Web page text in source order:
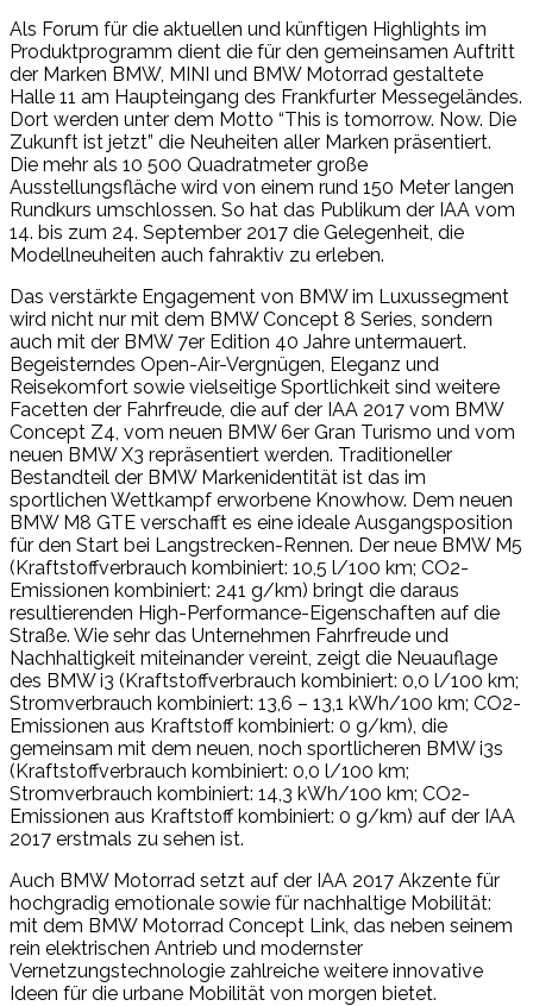
Als Forum für die aktuellen und künftigen Highlights im
Produktprogramm dient die für den gemeinsamen Auftritt
der Marken BMW, MINI und BMW Motorrad gestaltete
Halle 11 am Haupteingang des Frankfurter Messegeländes.
Dort werden unter dem Motto “This is tomorrow. Now. Die
Zukunft ist jetzt” die Neuheiten aller Marken präsentiert.
Die mehr als 10 500 Quadratmeter große
Ausstellungsfläche wird von einem rund 150 Meter langen
Rundkurs umschlossen. So hat das Publikum der IAA vom
14. bis zum 24. September 2017 die Gelegenheit, die
Modellneuheiten auch fahraktiv zu erleben.
Das verstärkte Engagement von BMW im Luxussegment
wird nicht nur mit dem BMW Concept 8 Series, sondern
auch mit der BMW 7er Edition 40 Jahre untermauert.
Begeisterndes Open-Air-Vergnügen, Eleganz und
Reisekomfort sowie vielseitige Sportlichkeit sind weitere
Facetten der Fahrfreude, die auf der IAA 2017 vom BMW
Concept Z4, vom neuen BMW 6er Gran Turismo und vom
neuen BMW X3 repräsentiert werden. Traditioneller
Bestandteil der BMW Markenidentität ist das im
sportlichen Wettkampf erworbene Knowhow. Dem neuen
BMW M8 GTE verschafft es eine ideale Ausgangsposition
für den Start bei Langstrecken-Rennen. Der neue BMW M5
(Kraftstoffverbrauch kombiniert: 10,5 l/100 km; CO2-
Emissionen kombiniert: 241 g/km) bringt die daraus
resultierenden High-Performance-Eigenschaften auf die
Straße. Wie sehr das Unternehmen Fahrfreude und
Nachhaltigkeit miteinander vereint, zeigt die Neuauflage
des BMW i3 (Kraftstoffverbrauch kombiniert: 0,0 l/100 km;
Stromverbrauch kombiniert: 13,6 – 13,1 kWh/100 km; CO2-
Emissionen aus Kraftstoff kombiniert: 0 g/km), die
gemeinsam mit dem neuen, noch sportlicheren BMW i3s
(Kraftstoffverbrauch kombiniert: 0,0 l/100 km;
Stromverbrauch kombiniert: 14,3 kWh/100 km; CO2-
Emissionen aus Kraftstoff kombiniert: 0 g/km) auf der IAA
2017 erstmals zu sehen ist.
Auch BMW Motorrad setzt auf der IAA 2017 Akzente für
hochgradig emotionale sowie für nachhaltige Mobilität:
mit dem BMW Motorrad Concept Link, das neben seinem
rein elektrischen Antrieb und modernster
Vernetzungstechnologie zahlreiche weitere innovative
Ideen für die urbane Mobilität von morgen bietet.